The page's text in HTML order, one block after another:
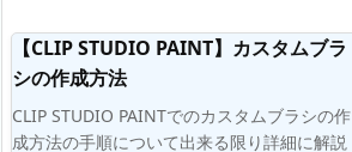
【CLIP STUDIO PAINT】カスタムブラ
シの作成方法
CLIP STUDIO PAINTでのカスタムブラシの作
成方法の手順について出来る限り詳細に解説